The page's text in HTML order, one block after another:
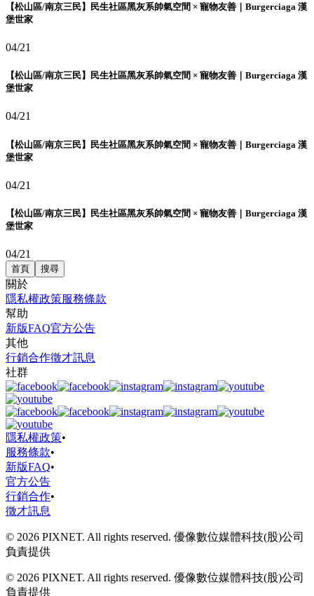
【松山區/南京三民】民生社區黑灰系帥氣空間 × 寵物友善｜Burgerciaga 漢
堡世家
04/21
【松山區/南京三民】民生社區黑灰系帥氣空間 × 寵物友善｜Burgerciaga 漢
堡世家
04/21
【松山區/南京三民】民生社區黑灰系帥氣空間 × 寵物友善｜Burgerciaga 漢
堡世家
04/21
【松山區/南京三民】民生社區黑灰系帥氣空間 × 寵物友善｜Burgerciaga 漢
堡世家
04/21
首頁 搜尋
關於
隱私權政策服務條款
幫助
新版FAQ官方公告
其他
行銷合作徵才訊息
社群
隱私權政策•
服務條款•
新版FAQ•
官方公告
行銷合作•
徵才訊息
© 2026 PIXNET. All rights reserved. 優像數位媒體科技(股)公司
負責提供
© 2026 PIXNET. All rights reserved. 優像數位媒體科技(股)公司
負責提供